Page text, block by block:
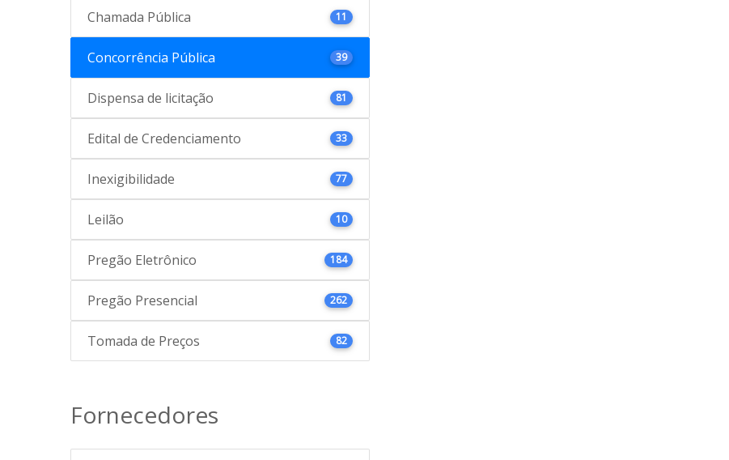
Chamada Pública 11
Concorrência Pública 39
Dispensa de licitação 81
Edital de Credenciamento 33
Inexigibilidade 77
Leilão 10
Pregão Eletrônico 184
Pregão Presencial 262
Tomada de Preços 82
Fornecedores